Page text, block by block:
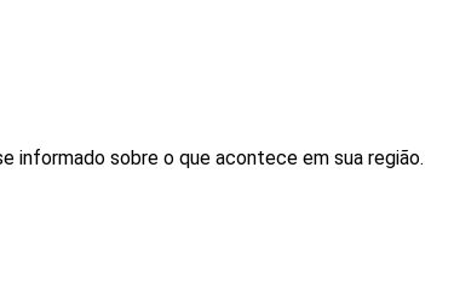
informado sobre o que acontece em sua região.